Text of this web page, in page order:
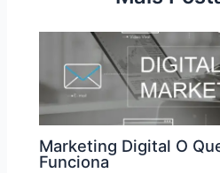
Marketing Digital O
Funciona